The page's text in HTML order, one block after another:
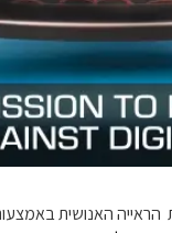
האנושית